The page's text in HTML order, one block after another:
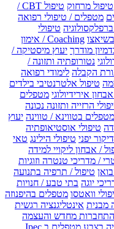
טיפול מרחוק
טיפול CBT /
מטפלים / טיפולי רפואה
טיפולי
Coaching / אימון
מודרך יעוץ מיסטיקה /
נטורופתיה ותזונה /
הקבלה לימודי רפואה
טיפול אלטרנטיבי בילדים
אירידיולוגי מטפלים
הרזייה ותזונה נכונה
מטפלים בטווינא / טווינה יעוץ
טיפולי אוסטיאופתיה
יפני טיפולי הילינג טאי
/ אבחון ליקויי למידה
/ מדריכי טנטרה וזוגיות
טיפול / תרפיה בתנועה
יוגה בתי טבע / חנויות
וואטסו מטפלים בהיפנוזה
מבנית אינטליגנציה רגשית
התחברות מחדש והעצמה